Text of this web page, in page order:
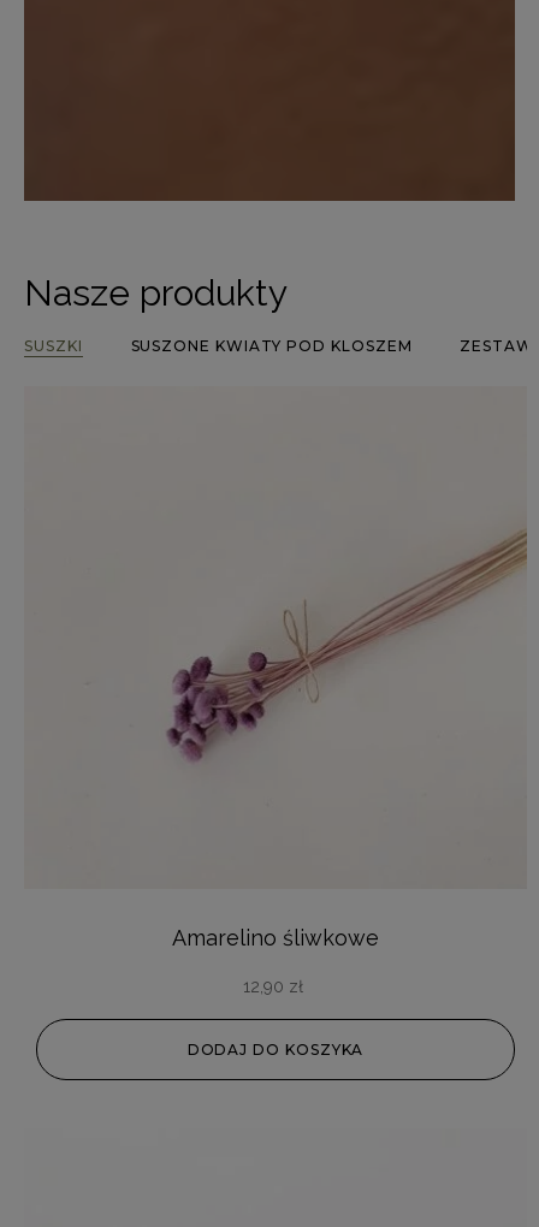
Nasze produkty
SUSZKI SUSZONE KWIATY POD KLOSZEM
Amarelino śliwkowe
12,90 zł
DODAJ DO KOSZYKA